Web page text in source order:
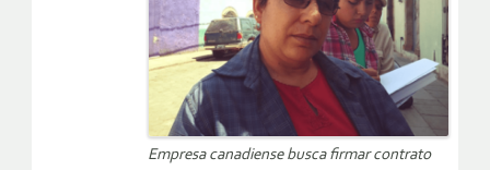
Empresa canadiense busca firmar contrato